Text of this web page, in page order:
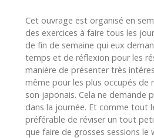
Cet ouvrage est organisé en
des exercices à faire tous les
de fin de semaine qui eux
temps et de réflexion pour les
manière de présenter très
même pour les plus occupés de
son japonais. Cela ne demande
dans la journée. Et comme tout
préférable de réviser un tout
que faire de grosses sessions le